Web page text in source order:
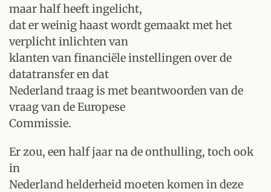
maar half heeft ingelicht,
dat er weinig haast wordt gemaakt met het
verplicht inlichten van
klanten van financiële instellingen over de
datatransfer en dat
Nederland traag is met beantwoorden van de
vraag van de Europese
Commissie.
Er zou, een half jaar na de onthulling, toch ook
in
Nederland helderheid moeten komen in deze